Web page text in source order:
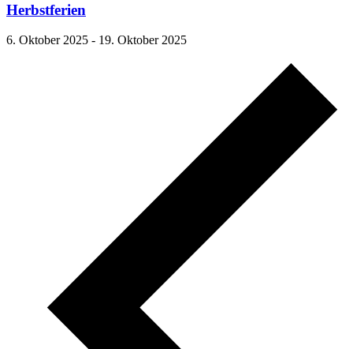
Herbstferien
6. Oktober 2025 - 19. Oktober 2025